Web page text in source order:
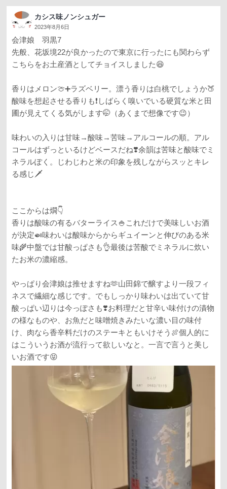
カシス味ノンシュガー
2023年8月6日
会津娘 羽黒7
先般、花坂境22が良かったので東京に行ったにも関わらず
こちらをお土産酒としてチョイスしました😆
香りはメロン🍈➕ラズベリー。漂う香りは白桃でしょうか🍑
酸味を想起させる香りも❗️しばらく嗅いでいる硬質な米と田
圃が見えてくる気がします🤭（あくまで想像です😉）
味わいの入りは甘味→酸味→苦味→アルコールの順。アル
コールはずっといるけどベースだね❣️余韻は苦味と酸味でミ
ネラルぽく。じわじわと米の印象を残しながらスッとキレ
る感じ🗡️
ここからは燗👇
香りは酸味の有るバターライス🍚これだけで美味しいお酒
が決定🍛味わいは酸味からからギュイーンと伸びのある米
味🌾中盤では甘酸っぱさも👌最後は苦酸でミネラルに炊い
たお米の濃縮感。
やっぱり会津娘は推せますね🫶山田錦で醸すより一段フィ
ネスで繊細な感じです。でもしっかり味わいは出ていて甘
酸っぱい辺りは今っぽさも❣️お料理だと甘辛い味付けの漬物
の様なものや、お魚だと味噌焼きみたいな濃い目の味付
け、肉なら香辛料だけのステーキともいけそう🍖個人的に
はこういうお酒が流行って欲しいなと。一言で言うと美し
いお酒です😝